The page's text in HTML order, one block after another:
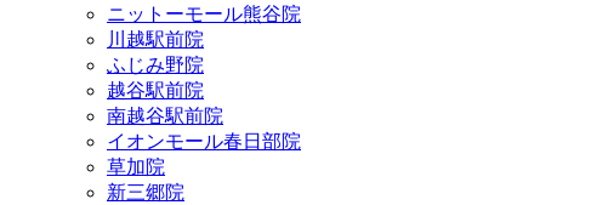
ニットーモール熊谷院
川越駅前院
ふじみ野院
越谷駅前院
南越谷駅前院
イオンモール春日部院
草加院
新三郷院